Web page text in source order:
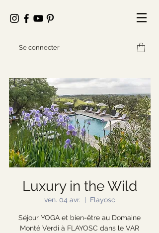
Se connecter
Luxury in the Wild
ven. 04 avr. Flayosc
Séjour YOGA et bien-être au Domaine
Monté Verdi à FLAYOSC dans le VAR